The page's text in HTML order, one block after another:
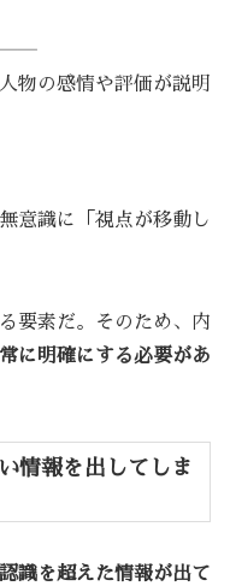
――
物の感情や評価が説明
意識に「視点が移動し
要素だ。そのため、内
に明確にする必要があ
情報を出してしま
識を超えた情報が出て